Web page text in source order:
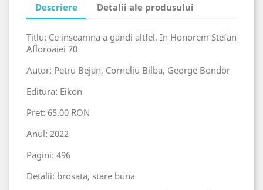
Descriere Detalii ale produsului
Titlu: Ce inseamna a gandi altfel. In Honorem Stefan
Afloroaiei 70
Autor: Petru Bejan, Corneliu Bilba, George Bondor
Editura: Eikon
Pret: 65.00 RON
Anul: 2022
Pagini: 496
Detalii: brosata, stare buna